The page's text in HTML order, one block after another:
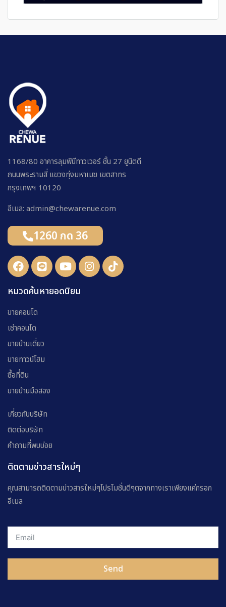
1168/80 อาคารลุมพินีทาวเวอร์ ชั้น 27 ยูนิตดี
ถนนพระรามสี่ แขวงทุ่งมหาเมฆ เขตสาทร
กรุงเทพฯ 10120
อีเมล: admin@chewarenue.com
1260 กด 36
หมวดค้นหายอดนิยม
ขายคอนโด
เช่าคอนโด
ขายบ้านเดี่ยว
ขายทาวน์โฮม
ซื้อที่ดิน
ขายบ้านมือสอง
เกี่ยวกับบริษัท
ติดต่อบริษัท
คำถามที่พบบ่อย
ติดตามข่าวสารใหม่ๆ
คุณสามารถติดตามข่าวสารใหม่ๆโปรโมชั่นดีๆตจากทางเราเพียงแค่กรอก
อีเมล
Send